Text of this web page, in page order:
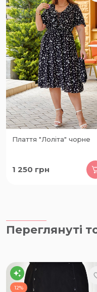
Плаття "Лоліта" чорне
1 250 грн
Переглянуті
12%